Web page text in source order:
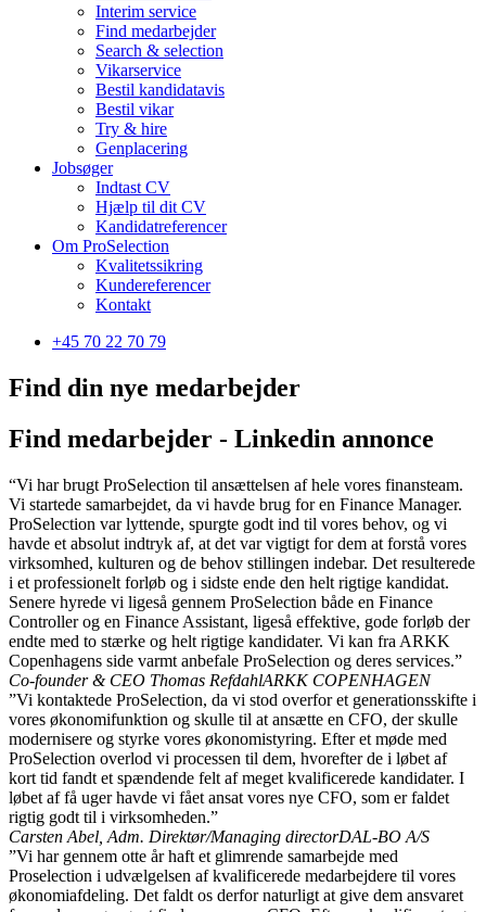
Interim service
Find medarbejder
Search & selection
Vikarservice
Bestil kandidatavis
Bestil vikar
Try & hire
Genplacering
Jobsøger
Indtast CV
Hjælp til dit CV
Kandidatreferencer
Om ProSelection
Kvalitetssikring
Kundereferencer
Kontakt
+45 70 22 70 79
Find din nye medarbejder
Find medarbejder - Linkedin annonce
“Vi har brugt ProSelection til ansættelsen af hele vores finansteam.
Vi startede samarbejdet, da vi havde brug for en Finance Manager.
ProSelection var lyttende, spurgte godt ind til vores behov, og vi
havde et absolut indtryk af, at det var vigtigt for dem at forstå vores
virksomhed, kulturen og de behov stillingen indebar. Det resulterede
i et professionelt forløb og i sidste ende den helt rigtige kandidat.
Senere hyrede vi ligeså gennem ProSelection både en Finance
Controller og en Finance Assistant, ligeså effektive, gode forløb der
endte med to stærke og helt rigtige kandidater. Vi kan fra ARKK
Copenhagens side varmt anbefale ProSelection og deres services.”
Co-founder & CEO Thomas RefdahlARKK COPENHAGEN
”Vi kontaktede ProSelection, da vi stod overfor et generationsskifte i
vores økonomifunktion og skulle til at ansætte en CFO, der skulle
modernisere og styrke vores økonomistyring. Efter et møde med
ProSelection overlod vi processen til dem, hvorefter de i løbet af
kort tid fandt et spændende felt af meget kvalificerede kandidater. I
løbet af få uger havde vi fået ansat vores nye CFO, som er faldet
rigtig godt til i virksomheden.”
Carsten Abel, Adm. Direktør/Managing directorDAL-BO A/S
”Vi har gennem otte år haft et glimrende samarbejde med
Proselection i udvælgelsen af kvalificerede medarbejdere til vores
økonomiafdeling. Det faldt os derfor naturligt at give dem ansvaret